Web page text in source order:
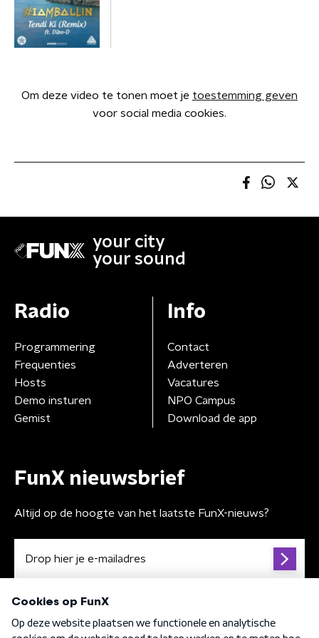
Om deze video te tonen moet je toestemming geven
voor social media cookies.
your city
your sound
Radio
Programmering
Frequenties
Hosts
Demo insturen
Gemist
Info
Contact
Adverteren
Vacatures
NPO Campus
Download de app
FunX nieuwsbrief
Altijd op de hoogte van het laatste FunX-nieuws?